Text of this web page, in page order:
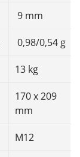
9 mm
0,98/0,54 g
13 kg
170 x 209
mm
M12